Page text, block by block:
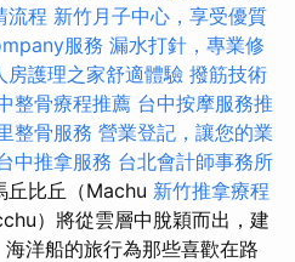
流程 新竹月子中心，享受優質
服務 漏水打針，專業修
房護理之家舒適體驗 撥筋技術
整骨療程推薦 台中按摩服務推
整骨服務 營業登記，讓您的業
中推拿服務 台北會計師事務所
丘比丘（Machu 新竹推拿療程
）將從雲層中脫穎而出，建
洋船的旅行為那些喜歡在路